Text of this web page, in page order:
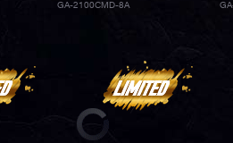
GA-2100CMD-8A